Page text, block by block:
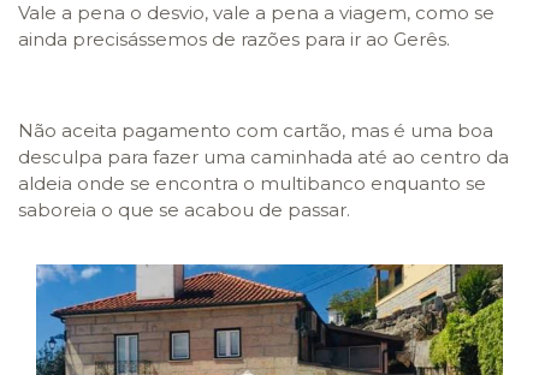
Vale a pena o desvio, vale a pena a viagem, como se
ainda precisássemos de razões para ir ao Gerês.
Não aceita pagamento com cartão, mas é uma boa
desculpa para fazer uma caminhada até ao centro da
aldeia onde se encontra o multibanco enquanto se
saboreia o que se acabou de passar.